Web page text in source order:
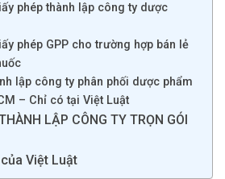
phép thành lập công ty dược
phép GPP cho trường hợp bán lẻ
lập công ty phân phối dược phẩm
– Chỉ có tại Việt Luật
LẬP CÔNG TY TRỌN GÓI
Việt Luật